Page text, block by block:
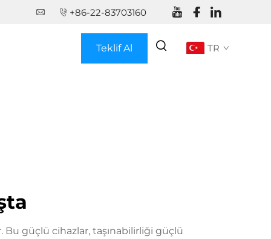
+86-22-83703160
Teklif Al TR
Bu güçlü cihazlar, taşınabilirliği güçlü